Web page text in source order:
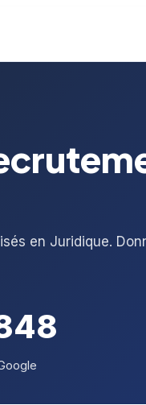
en Juridique.